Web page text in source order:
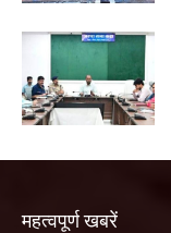
महत्वपूर्ण खबरें